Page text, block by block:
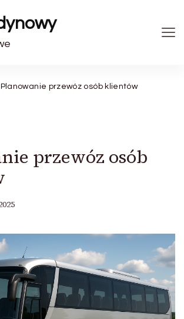
Planowanie przewóz osób klientów
przewóz osób